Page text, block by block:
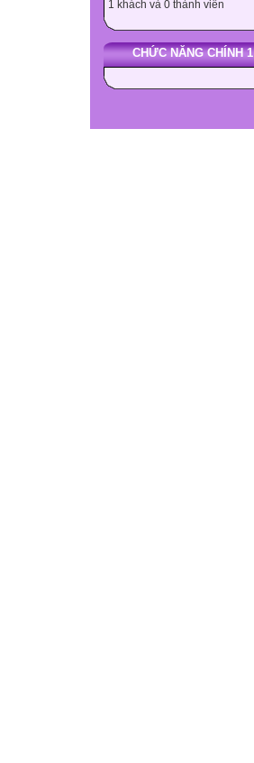
1 khách và 0 thành viên
CHỨC NĂNG CHÍNH 1